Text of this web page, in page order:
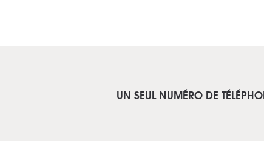
UN SEUL NUMÉRO DE